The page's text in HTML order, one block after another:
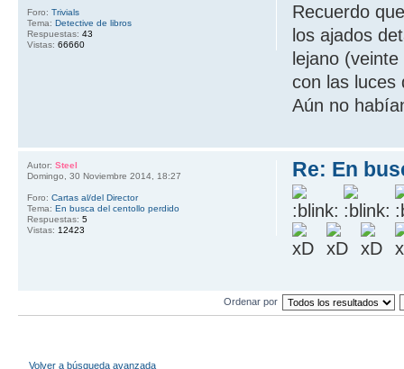
Recuerdo
los ajados
lejano
con las luces
Aún no
Foro: Trivials
Tema: Detective de libros
Respuestas: 43
Vistas: 66660
Re: En
Autor: Steel
Domingo, 30 Noviembre 2014, 18:27
Foro: Cartas al/del Director
Tema: En busca del centollo perdido
Respuestas: 5
Vistas: 12423
Ordenar por
Volver a búsqueda avanzada